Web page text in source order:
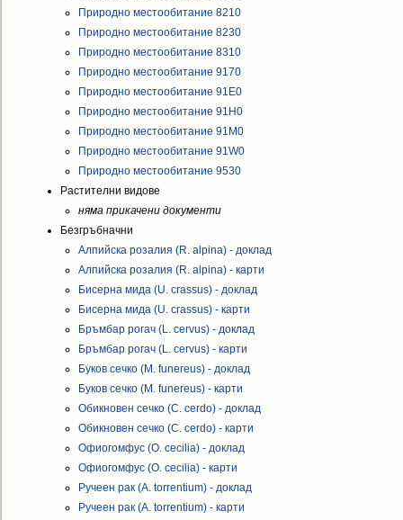
Природно местообитание 8210
Природно местообитание 8230
Природно местообитание 8310
Природно местообитание 9170
Природно местообитание 91Е0
Природно местообитание 91H0
Природно местообитание 91M0
Природно местообитание 91W0
Природно местообитание 9530
Растителни видове
няма прикачени документи
Безгръбначни
Алпийска розалия (R. alpina) - доклад
Алпийска розалия (R. alpina) - карти
Бисерна мида (U. crassus) - доклад
Бисерна мида (U. crassus) - карти
Бръмбар рогач (L. cervus) - доклад
Бръмбар рогач (L. cervus) - карти
Буков сечко (M. funereus) - доклад
Буков сечко (M. funereus) - карти
Обикновен сечко (C. cerdo) - доклад
Обикновен сечко (C. cerdo) - карти
Офиогомфус (O. cecilia) - доклад
Офиогомфус (O. cecilia) - карти
Ручеен рак (A. torrentium) - доклад
Ручеен рак (A. torrentium) - карти